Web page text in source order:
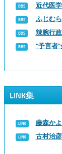
近代医
ふじむ
辣腕行
“予言者
LINK集
藤森か
古村治